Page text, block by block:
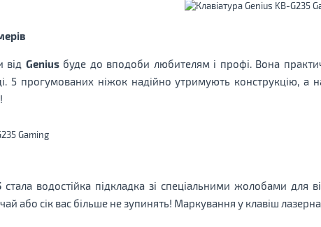
від Geniusбуде до вподоби любителям і профі. Вона
5 прогумованих ніжок надійно утримують конструкцію, а
стала водостійка підкладка зі спеціальними жолобами для
або сік вас більше не зупинять! Маркування у клавіш